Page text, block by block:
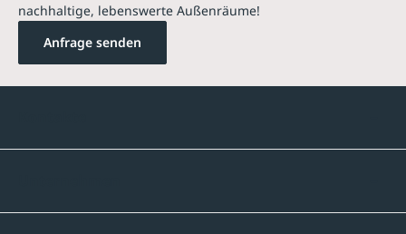
nachhaltige, lebenswerte Außenräume!
Anfrage senden